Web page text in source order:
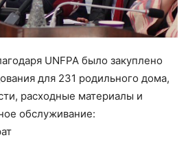
UNFPA было закуплено
для 231 родильного дома,
расходные материалы и
обслуживание: